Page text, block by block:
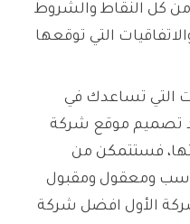
من كل النقاط والشروط
التي توقعها
التي تساعدك في
تصميم موقع شركة
فستتمكن من
ومعقول ومقبول
الأول افضل شركة